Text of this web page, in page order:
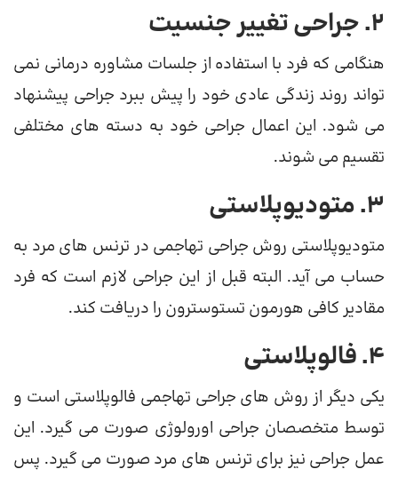
2. جراحی تغییر جنسیت
هنگامی که فرد با استفاده از جلسات مشاوره درمانی نمی
تواند روند زندگی عادی خود را پیش ببرد جراحی پیشنهاد
می شود. این اعمال جراحی خود به دسته های مختلفی
تقسیم می شوند.
3. متودیوپلاستی
متودیوپلاستی روش جراحی تهاجمی در ترنس های مرد به
حساب می آید. البته قبل از این جراحی لازم است که فرد
مقادیر کافی هورمون تستوسترون را دریافت کند.
4. فالوپلاستی
یکی دیگر از روش های جراحی تهاجمی فالوپلاستی است و
توسط متخصصان جراحی اورولوژی صورت می گیرد. این
عمل جراحی نیز برای ترنس های مرد صورت می گیرد. پس